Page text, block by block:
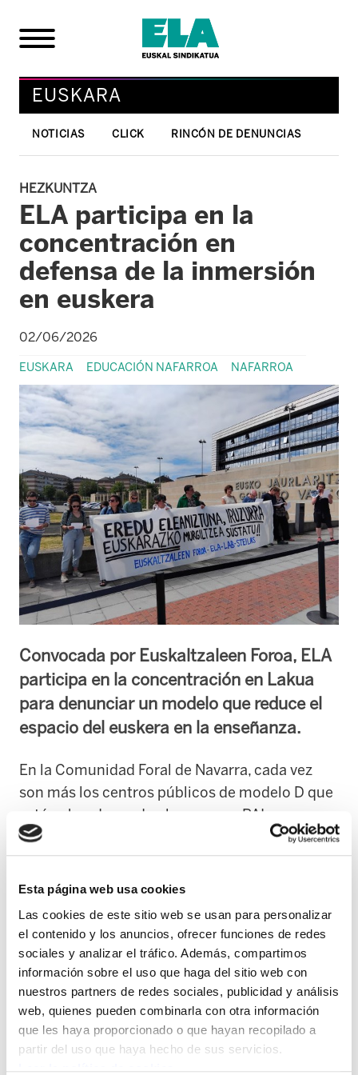
Esta página web usa cookies
Las cookies de este sitio web se usan para personalizar
el contenido y los anuncios, ofrecer funciones de redes
sociales y analizar el tráfico. Además, compartimos
información sobre el uso que haga del sitio web con
nuestros partners de redes sociales, publicidad y análisis
web, quienes pueden combinarla con otra información
que les haya proporcionado o que hayan recopilado a
partir del uso que haya hecho de sus servicios.
EUSKARA
NOTICIAS CLICK RINCÓN DE DENUNCIAS
HEZKUNTZA
ELA participa en la
concentración en
defensa de la inmersión
en euskera
02/06/2026
EUSKARA EDUCACIÓN NAFARROA NAFARROA
Convocada por Euskaltzaleen Foroa, ELA
participa en la concentración en Lakua
para denunciar un modelo que reduce el
espacio del euskera en la enseñanza.
En la Comunidad Foral de Navarra, cada vez
son más los centros públicos de modelo D que
están abandonando el programa PAI
(Programa de Aprendizaje en Inglés), al haberse
constatado que está resultando perjudicial
tanto para el aprendizaje del euskera como
impartidos en inglés. Además, mediante el
Decreto Foral 57/2024, el Gobierno de Navarra
está obligando a los centros a aumentar las
horas de enseñanza en inglés, también en
detrimento del euskera.
En Navarra, distintos partidos políticos y